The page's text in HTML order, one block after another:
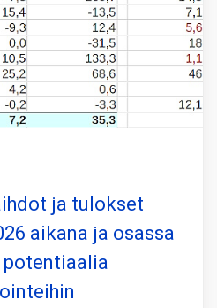
ja tulokset
aikana ja osassa